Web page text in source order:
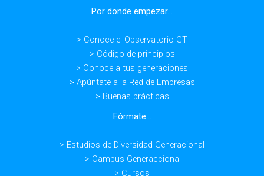
Por donde empezar...
> Conoce el Observatorio GT
> Código de principios
> Conoce a tus generaciones
> Apúntate a la Red de Empresas
> Buenas prácticas
Fórmate...
> Estudios de Diversidad Generacional
> Campus Generacciona
> Cursos